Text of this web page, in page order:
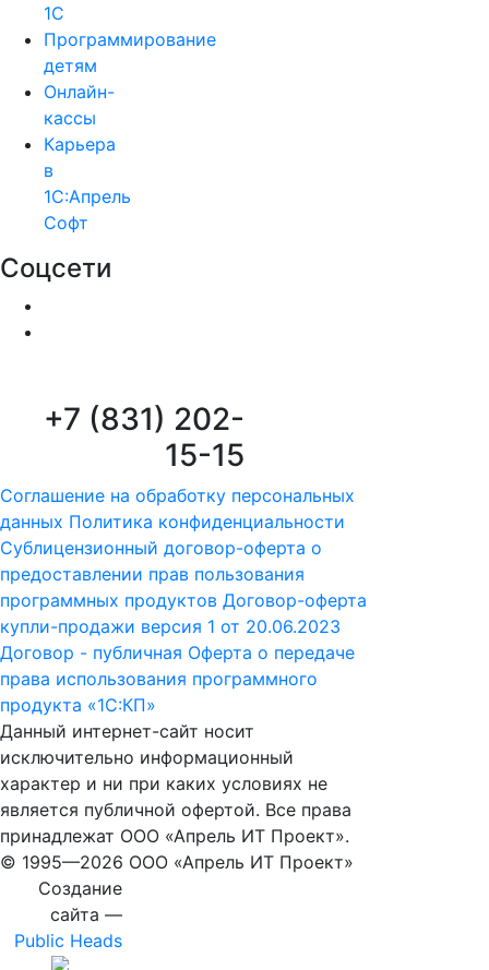
1С
Программирование
детям
Онлайн-
кассы
Карьера
в
1С:Апрель
Софт
Соцсети
+7 (831) 202-
15-15
Соглашение на обработку персональных
данных Политика конфиденциальности
Сублицензионный договор-оферта о
предоставлении прав пользования
программных продуктов Договор-оферта
купли-продажи версия 1 от 20.06.2023
Договор - публичная Оферта о передаче
права использования программного
продукта «1С:КП»
Данный интернет-сайт носит
исключительно информационный
характер и ни при каких условиях не
является публичной офертой. Все права
принадлежат ООО «Апрель ИТ Проект».
© 1995—2026 ООО «Апрель ИТ Проект»
Создание
сайта —
Public Heads